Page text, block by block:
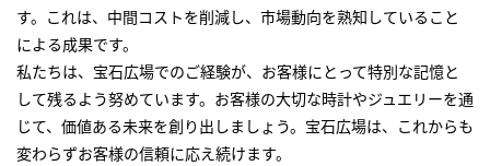
す。これは、中間コストを削減し、市場動向を熟知していること
による成果です。
私たちは、宝石広場でのご経験が、お客様にとって特別な記憶と
して残るよう努めています。お客様の大切な時計やジュエリーを通
じて、価値ある未来を創り出しましょう。宝石広場は、これからも
変わらずお客様の信頼に応え続けます。